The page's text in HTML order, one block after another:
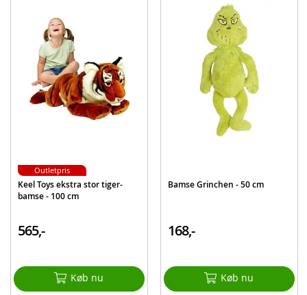
Produktdetaljer
Keel Toys ekstra stor tiger-
bamse - 100 cm
565,-
Køb nu
Outletpris
Bamse Grinchen - 50 cm
168,-
Køb nu